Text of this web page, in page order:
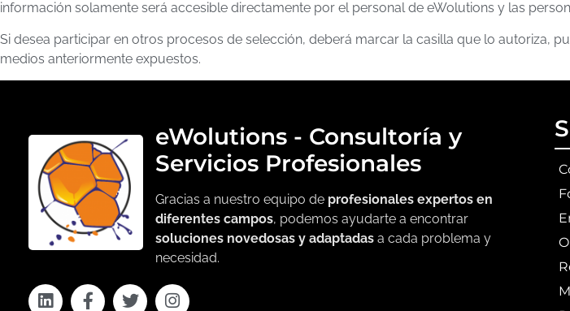
información solamente será accesible directamente por el personal de eWolutions y las
Si desea participar en otros procesos de selección, deberá marcar la casilla que lo autoriza,
medios anteriormente expuestos.
eWolutions - Consultoría y
Servicios Profesionales
Gracias a nuestro equipo de profesionales expertos en
diferentes campos, podemos ayudarte a encontrar
soluciones novedosas y adaptadas a cada problema y
necesidad.